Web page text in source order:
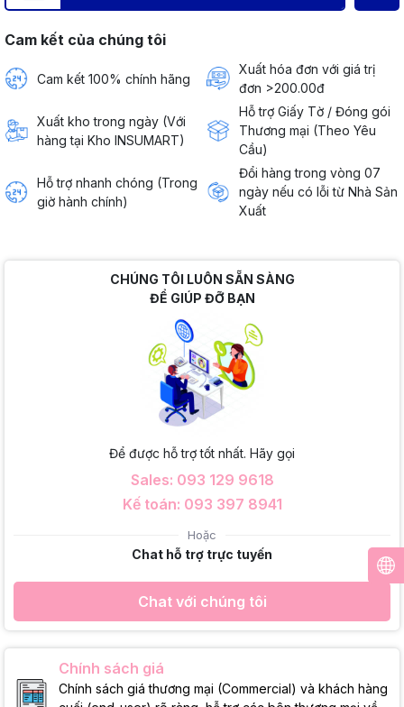
Cam kết của chúng tôi
Cam kết 100% chính hãng
Xuất hóa đơn với giá trị
đơn >200.00đ
Xuất kho trong ngày (Với
hàng tại Kho INSUMART)
Hỗ trợ Giấy Tờ / Đóng gói
Thương mại (Theo Yêu
Cầu)
Hỗ trợ nhanh chóng (Trong
giờ hành chính)
Đổi hàng trong vòng 07
ngày nếu có lỗi từ Nhà Sản
Xuất
CHÚNG TÔI LUÔN SẴN SÀNG
ĐỂ GIÚP ĐỠ BẠN
Để được hỗ trợ tốt nhất. Hãy gọi
Sales: 093 129 9618
Kế toán: 093 397 8941
Hoặc
Chat hỗ trợ trực tuyến
Chat với chúng tôi
Chính sách giá
Chính sách giá thương mại (Commercial) và khách hàng